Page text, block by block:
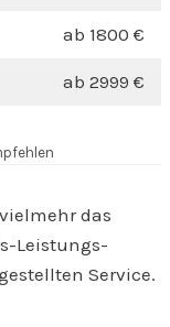
ab 1800 €
ab 2999 €
das
Leistungs-
Service.